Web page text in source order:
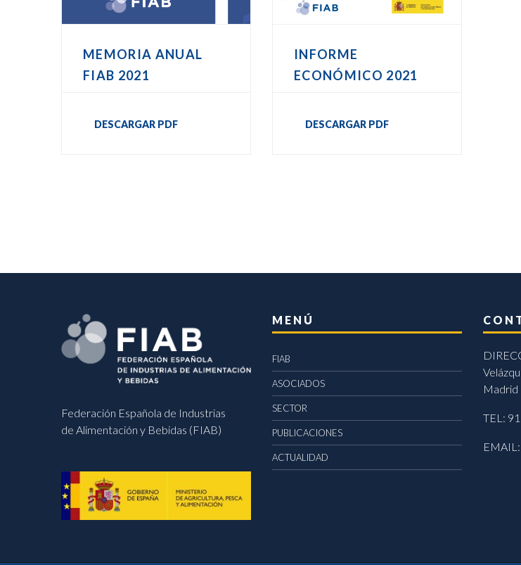
MEMORIA ANUAL
FIAB 2021
DESCARGAR PDF
INFORME
ECONÓMICO 2021
DESCARGAR PDF
Federación Española de Industrias
de Alimentación y Bebidas (FIAB)
MENÚ
FIAB
ASOCIADOS
SECTOR
PUBLICACIONES
ACTUALIDAD
Madrid
TEL: